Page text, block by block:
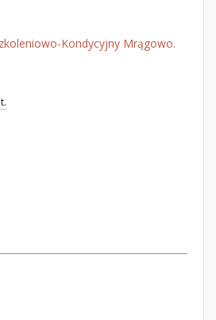
Kondycyjny Mrągowo.